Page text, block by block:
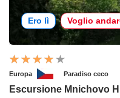
Ero lì Voglio
Europa Paradiso ceco
Escursione Mnichovo